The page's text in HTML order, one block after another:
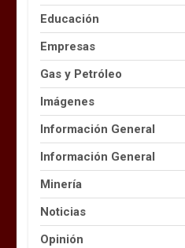
Educación
Empresas
Gas y Petróleo
Imágenes
Información General
Información General
Minería
Noticias
Opinión